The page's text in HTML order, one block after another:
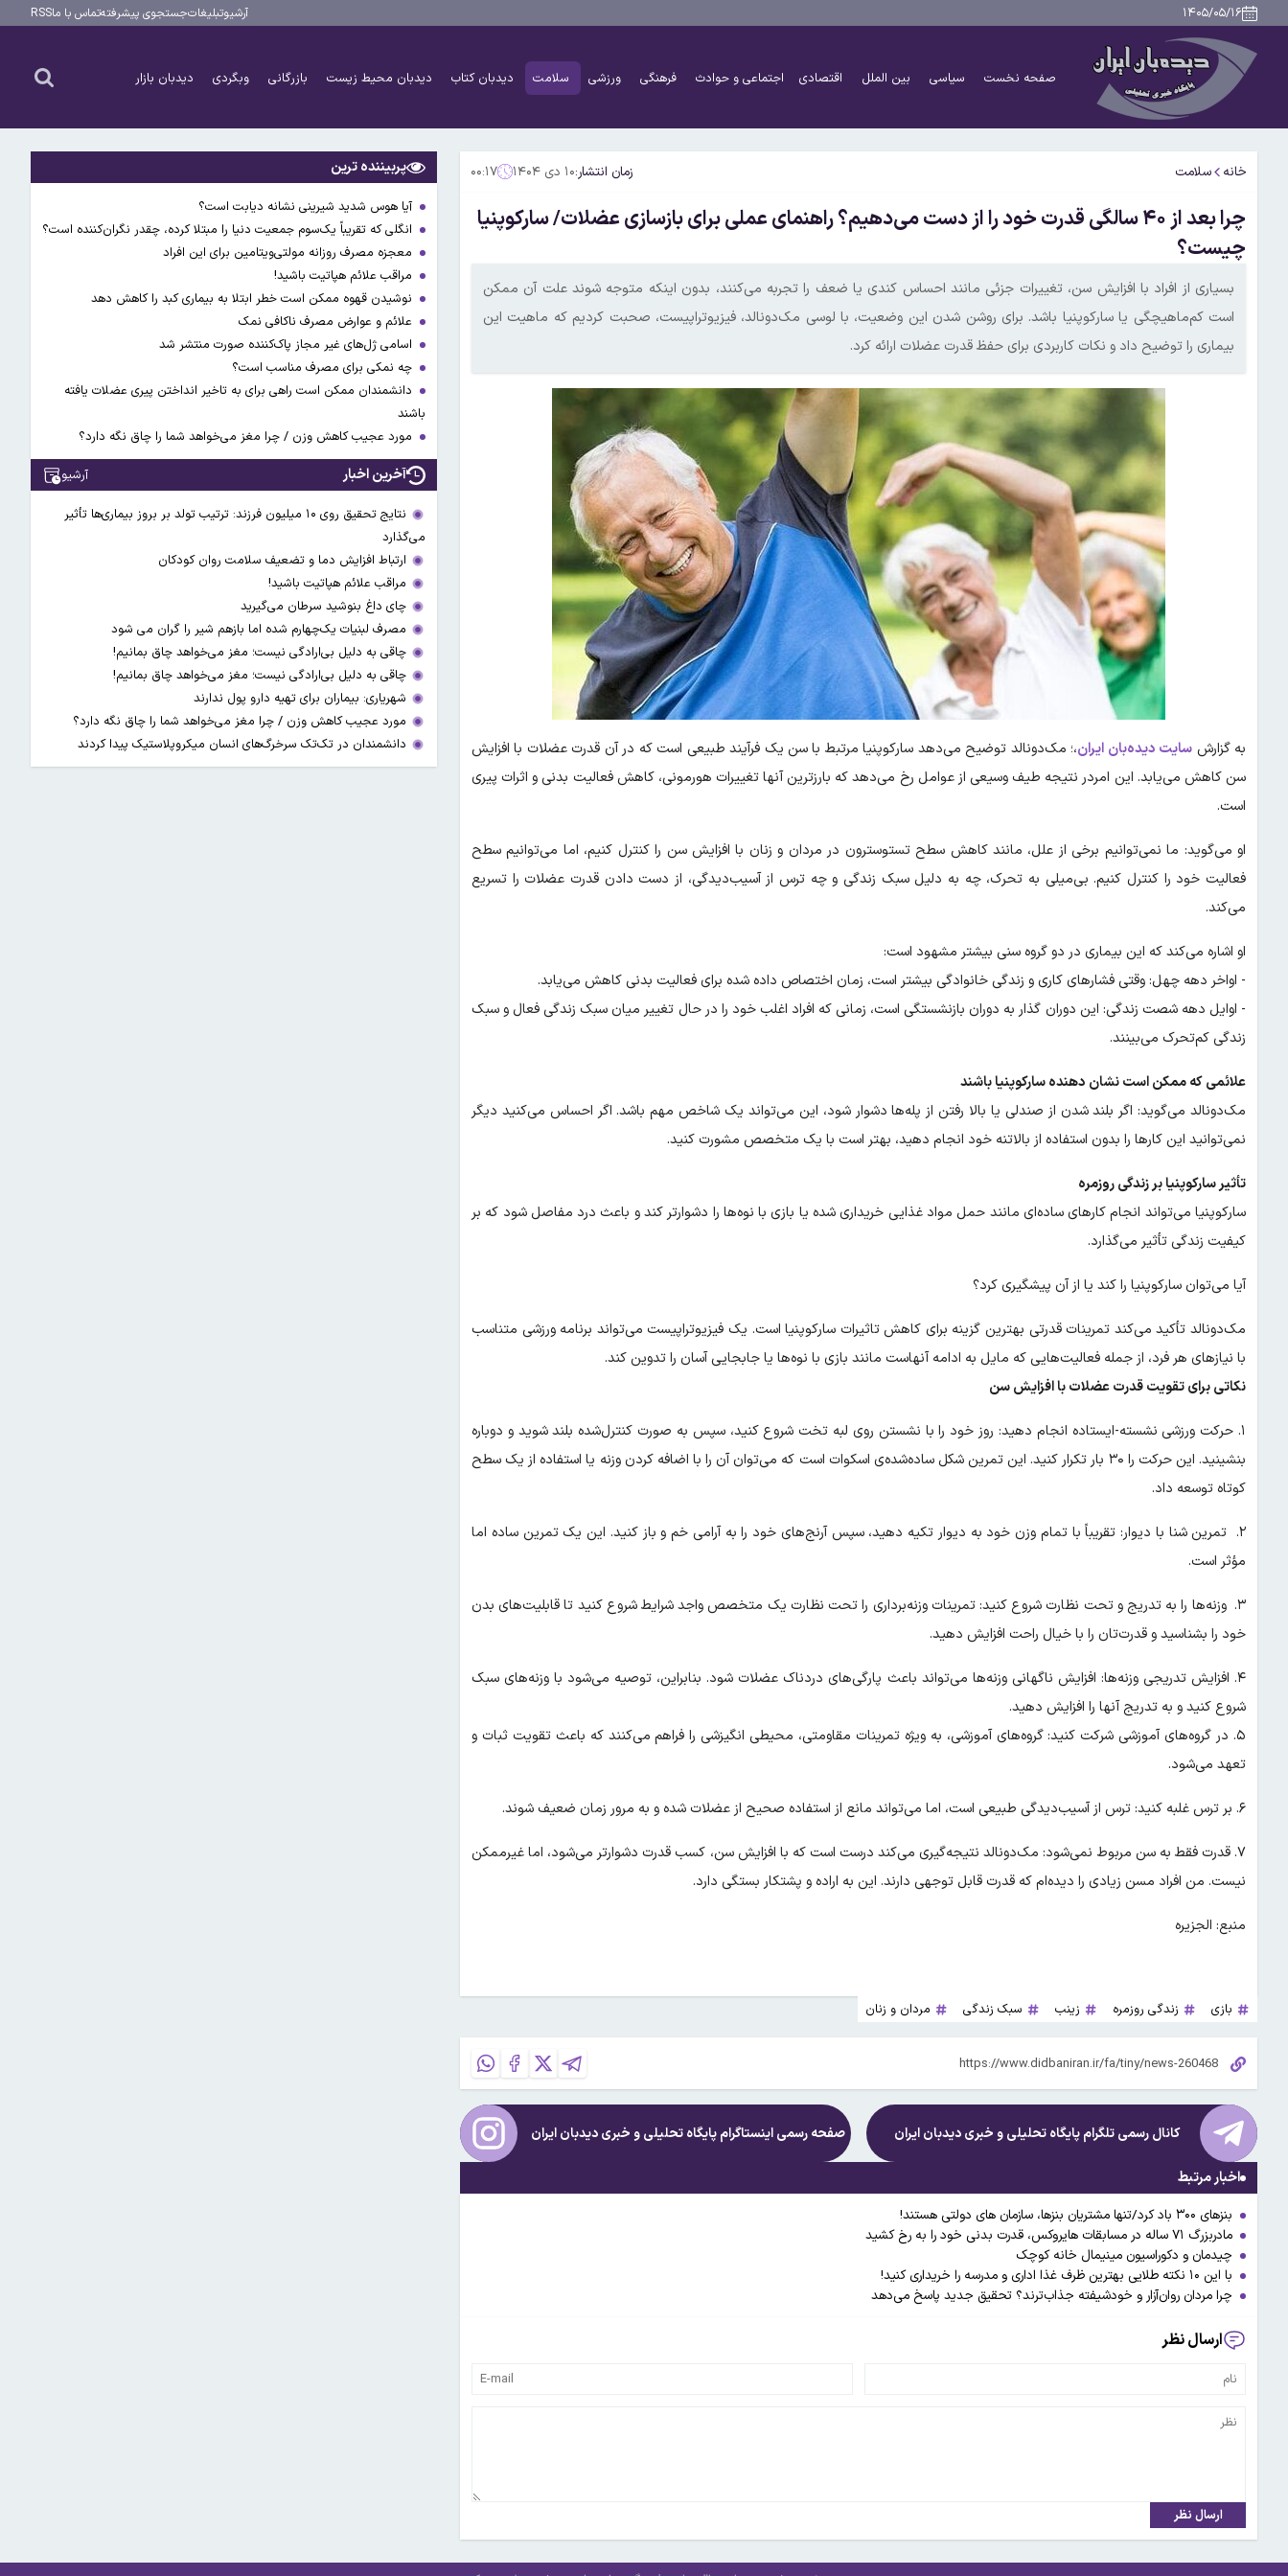
۱۴۰۵/۰۵/۱۶ آرشیوتبلیغاتجستجوی پیشرفتهتماس با ماRSS
صفحه نخست سیاسی بین الملل اقتصادی اجتماعی و حوادث فرهنگی ورزشی سلامت دیدبان کتاب دیدبان محیط زیست بازرگانی وبگردی دیدبان بازار
خانه سلامت زمان انتشار:۱۰ دی ۱۴۰۴ ۰۰:۱۷
چرا بعد از ۴۰ سالگی قدرت خود را از دست می‌دهیم؟ راهنمای عملی برای بازسازی عضلات/ سارکوپنیا
چیست؟
بسیاری از افراد با افزایش سن، تغییرات جزئی مانند احساس کندی یا ضعف را تجربه می‌کنند، بدون اینکه متوجه شوند علت آن ممکن
است کم‌ماهیچگی یا سارکوپنیا باشد. برای روشن شدن این وضعیت، با لوسی مک‌دونالد، فیزیوتراپیست، صحبت کردیم که ماهیت این
بیماری را توضیح داد و نکات کاربردی برای حفظ قدرت عضلات ارائه کرد.
به گزارش سایت دیده‌بان ایران،؛ مک‌دونالد توضیح می‌دهد سارکوپنیا مرتبط با سن یک فرآیند طبیعی است که در آن قدرت عضلات با افزایش
سن کاهش می‌یابد. این امردر نتیجه طیف وسیعی از عوامل رخ می‌دهد که بارزترین آنها تغییرات هورمونی، کاهش فعالیت بدنی و اثرات پیری
است.
او می‌گوید: ما نمی‌توانیم برخی از علل، مانند کاهش سطح تستوسترون در مردان و زنان با افزایش سن را کنترل کنیم، اما می‌توانیم سطح
فعالیت خود را کنترل کنیم. بی‌میلی به ‌تحرک، چه به دلیل سبک زندگی و چه ترس از آسیب‌دیدگی، از دست دادن قدرت عضلات را تسریع
می‌کند.
او اشاره می‌کند که این بیماری در دو گروه سنی بیشتر مشهود است:
- اواخر دهه چهل: وقتی فشارهای کاری و زندگی خانوادگی بیشتر است، زمان اختصاص داده شده برای فعالیت بدنی کاهش می‌یابد.
- اوایل دهه شصت زندگی: این دوران گذار به دوران بازنشستگی است، زمانی که افراد اغلب خود را در حال تغییر میان سبک زندگی فعال و سبک
زندگی کم‌تحرک می‌بینند.
علائمی که ممکن است نشان دهنده سارکوپنیا باشند
مک‌دونالد می‌گوید: اگر بلند شدن از صندلی یا بالا رفتن از پله‌ها دشوار شود، این می‌تواند یک شاخص مهم باشد. اگر احساس می‌کنید دیگر
نمی‌توانید این کارها را بدون استفاده از بالاتنه خود انجام دهید، بهتر است با یک متخصص مشورت کنید.
تأثیر سارکوپنیا بر زندگی روزمره
سارکوپنیا می‌تواند انجام کارهای ساده‌ای مانند حمل مواد غذایی خریداری شده یا بازی با نوه‌ها را دشوارتر کند و باعث درد مفاصل شود که بر
کیفیت زندگی تأثیر می‌گذارد.
آیا می‌توان سارکوپنیا را کند یا از آن پیشگیری کرد؟
مک‌دونالد تأکید می‌کند تمرینات قدرتی بهترین گزینه برای کاهش تاثیرات سارکوپنیا است. یک فیزیوتراپیست می‌تواند برنامه ورزشی متناسب
با نیازهای هر فرد، از جمله فعالیت‌هایی که مایل به ادامه آنهاست مانند بازی با نوه‌ها یا جابجایی آسان را تدوین کند.
نکاتی برای تقویت قدرت عضلات با افزایش سن
۱. حرکت ورزشی نشسته-ایستاده انجام دهید: روز خود را با نشستن روی لبه تخت شروع کنید، سپس به صورت کنترل‌شده بلند شوید و دوباره
بنشینید. این حرکت را ۳۰ بار تکرار کنید. این تمرین شکل ساده‌شده‌ی اسکوات است که می‌توان آن را با اضافه کردن وزنه یا استفاده از یک سطح
کوتاه توسعه داد.
۲. تمرین شنا با دیوار: تقریباً با تمام وزن خود به دیوار تکیه دهید، سپس آرنج‌های خود را به آرامی خم و باز کنید. این یک تمرین ساده اما
مؤثر است.
۳. وزنه‌ها را به تدریج و تحت نظارت شروع کنید: تمرینات وزنه‌برداری را تحت نظارت یک متخصص واجد شرایط شروع کنید تا قابلیت‌های بدن
خود را بشناسید و قدرت‌تان را با خیال راحت افزایش دهید.
۴. افزایش تدریجی وزنه‌ها: افزایش ناگهانی وزنه‌ها می‌تواند باعث پارگی‌های دردناک عضلات شود. بنابراین، توصیه می‌شود با وزنه‌های سبک
شروع کنید و به تدریج آنها را افزایش دهید.
۵. در گروه‌های آموزشی شرکت کنید: گروه‌های آموزشی، به ویژه تمرینات مقاومتی، محیطی انگیزشی را فراهم می‌کنند که باعث تقویت ثبات و
تعهد می‌شود.
۶. بر ترس غلبه کنید: ترس از آسیب‌دیدگی طبیعی است، اما می‌تواند مانع از استفاده صحیح از عضلات شده و به مرور زمان ضعیف شوند.
۷. قدرت فقط به سن مربوط نمی‌شود: مک‌دونالد نتیجه‌گیری می‌کند درست است که با افزایش سن، کسب قدرت دشوارتر می‌شود، اما غیرممکن
نیست. من افراد مسن زیادی را دیده‌ام که قدرت قابل توجهی دارند. این به اراده و پشتکار بستگی دارد.
منبع: الجزیره
بازی زندگی روزمره زینب سبک زندگی مردان و زنان
کانال رسمی تلگرام پایگاه تحلیلی و خبریدیدبان ایران صفحه رسمی اینستاگرام پایگاه تحلیلی و خبریدیدبان ایران
اخبار مرتبط
بنزهای ۳۰۰ باد کرد/تنها مشتریان بنزها، سازمان های دولتی هستند!
مادربزرگ ۷۱ ساله در مسابقات هایروکس، قدرت بدنی خود را به رخ کشید
چیدمان و دکوراسیون مینیمال خانه کوچک
با این ۱۰ نکته طلایی بهترین ظرف غذا اداری و مدرسه را خریداری کنید!
چرا مردان روان‌آزار و خودشیفته جذاب‌ترند؟ تحقیق جدید پاسخ می‌دهد
ارسال نظر
ارسال نظر
پربیننده ترین
آیا هوس شدید شیرینی نشانه دیابت است؟
انگلی که تقریباً یک‌سوم جمعیت دنیا را مبتلا کرده، چقدر نگران‌کننده است؟
معجزه مصرف روزانه مولتی‌ویتامین برای این افراد
مراقب علائم هپاتیت باشید!
نوشیدن قهوه ممکن است خطر ابتلا به بیماری کبد را کاهش دهد
علائم و عوارض مصرف ناکافی نمک
اسامی ژل‌های غیر مجاز پاک‌کننده صورت منتشر شد
چه نمکی برای مصرف مناسب است؟
دانشمندان ممکن است راهی برای به تاخیر انداختن پیری عضلات یافته
باشند
مورد عجیب کاهش وزن / چرا مغز می‌خواهد شما را چاق نگه دارد؟
آخرین اخبار آرشیو
نتایج تحقیق روی ۱۰ میلیون فرزند: ترتیب تولد بر بروز بیماری‌ها تأثیر
می‌گذارد
ارتباط افزایش دما و تضعیف سلامت روان کودکان
مراقب علائم هپاتیت باشید!
چای داغ بنوشید سرطان می‌گیرید
مصرف لبنیات یک‌چهارم شده اما بازهم شیر را گران می‌ شود
چاقی به دلیل بی‌ارادگی نیست؛ مغز می‌خواهد چاق بمانیم!
چاقی به دلیل بی‌ارادگی نیست؛ مغز می‌خواهد چاق بمانیم!
شهریاری: بیماران برای تهیه دارو پول ندارند
مورد عجیب کاهش وزن / چرا مغز می‌خواهد شما را چاق نگه دارد؟
دانشمندان در تک‌تک سرخرگ‌های انسان میکروپلاستیک پیدا کردند